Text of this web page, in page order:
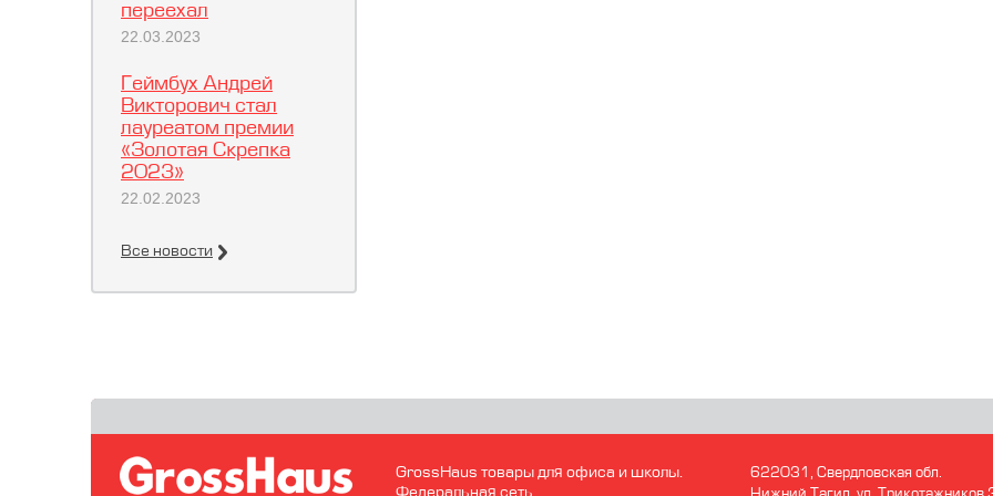
переехал
22.03.2023
Геймбух Андрей
Викторович стал
лауреатом премии
«Золотая Скрепка
2023»
22.02.2023
Все новости
GrossHaus товары для офиса и школы.
Федеральная сеть
622031, Свердловская обл.